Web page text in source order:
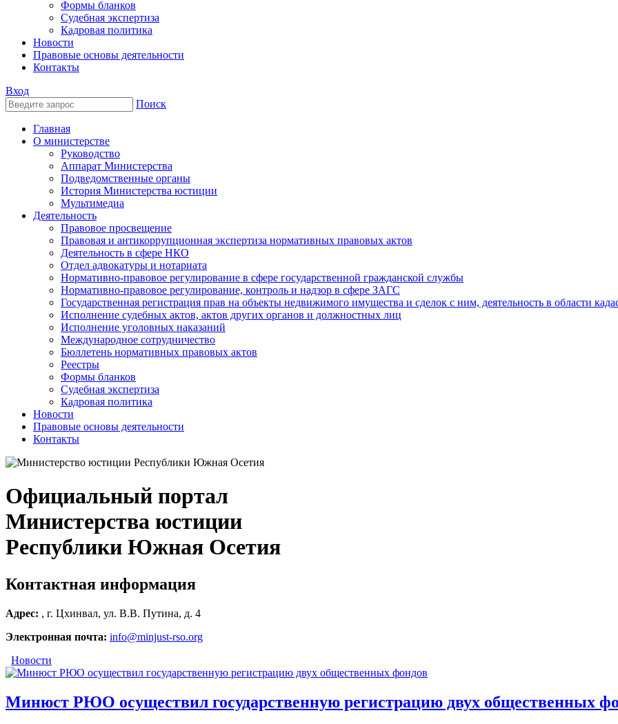
Формы бланков
Судебная экспертиза
Кадровая политика
Новости
Правовые основы деятельности
Контакты
Вход
Поиск
Главная
О министерстве
Руководство
Аппарат Министерства
Подведомственные органы
История Министерства юстиции
Мультимедиа
Деятельность
Правовое просвещение
Правовая и антикоррупционная экспертиза нормативных правовых актов
Деятельность в сфере НКО
Отдел адвокатуры и нотариата
Нормативно-правовое регулирование в сфере государственной гражданской службы
Нормативно-правовое регулирование, контроль и надзор в сфере ЗАГС
Государственная регистрация прав на объекты недвижимого имущества и сделок с ним, деятельность в области
Исполнение судебных актов, актов других органов и должностных лиц
Исполнение уголовных наказаний
Международное сотрудничество
Бюллетень нормативных правовых актов
Реестры
Формы бланков
Судебная экспертиза
Кадровая политика
Новости
Правовые основы деятельности
Контакты
Официальный портал
Министерства юстиции
Республики Южная Осетия
Контактная информация
Адрес: , г. Цхинвал, ул. В.В. Путина, д. 4
Электронная почта: info@minjust-rso.org
Новости
Минюст РЮО осуществил государственную регистрацию двух общественных